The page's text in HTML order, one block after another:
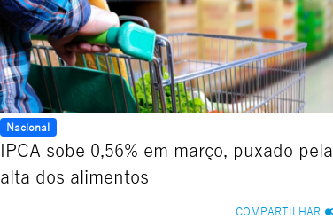
Nacional
IPCA sobe 0,56% em março, puxado pela
alta dos alimentos
COMPARTILHAR